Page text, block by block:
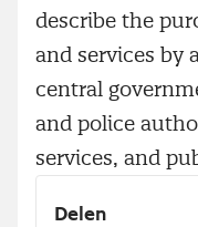
describe the
and services by
central
and police
services, and
Delen